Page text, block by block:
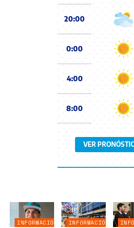
20:00
0:00
4:00
8:00
VER
INFORMACIÓN
INFORMACIÓN